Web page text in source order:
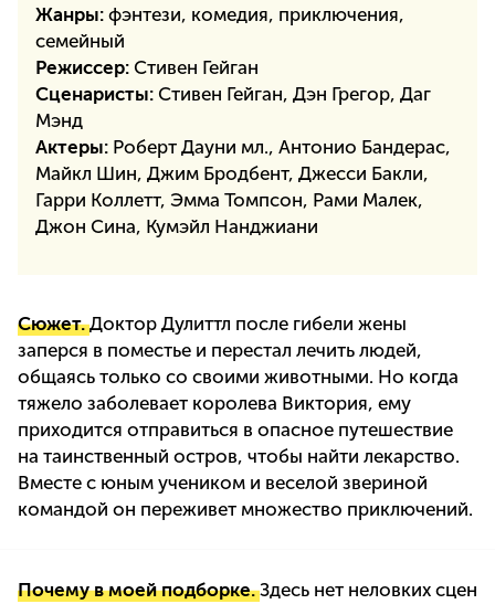
Жанры: фэнтези, комедия, приключения,
семейный
Режиссер: Стивен Гейган
Сценаристы: Стивен Гейган, Дэн Грегор, Даг
Мэнд
Актеры: Роберт Дауни мл., Антонио Бандерас,
Майкл Шин, Джим Бродбент, Джесси Бакли,
Гарри Коллетт, Эмма Томпсон, Рами Малек,
Джон Сина, Кумэйл Нанджиани
Сюжет.Доктор Дулиттл после гибели жены
заперся в поместье и перестал лечить людей,
общаясь только со своими животными. Но когда
тяжело заболевает королева Виктория, ему
приходится отправиться в опасное путешествие
на таинственный остров, чтобы найти лекарство.
Вместе с юным учеником и веселой звериной
командой он переживет множество приключений.
Почему в моей подборке.Здесь нет неловких сцен